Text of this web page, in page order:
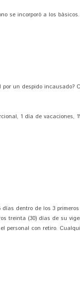
se incorporó a los
un despido incausado?
1 día de vacaciones,
dentro de los 3
treinta (30) días de su
personal con retiro.